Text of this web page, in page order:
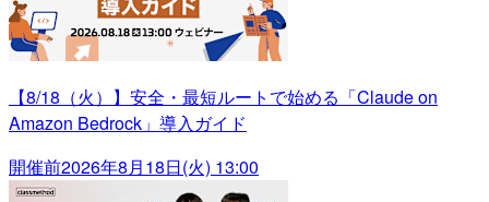
【8/18（火）】安全・最短ルートで始める「Claude on
Amazon Bedrock」導入ガイド
開催前2026年8月18日(火) 13:00